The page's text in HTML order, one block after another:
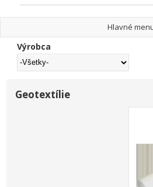
Hlavné
Výrobca
Geotextílie